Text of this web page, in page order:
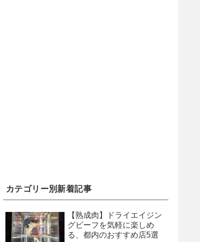
カテゴリー別新着記事
【熟成肉】ドライエイジン
グビーフを気軽に楽しめ
る、都内のおすすめ店5選